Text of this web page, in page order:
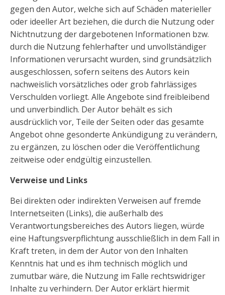
gegen den Autor, welche sich auf Schäden materieller
oder ideeller Art beziehen, die durch die Nutzung oder
Nichtnutzung der dargebotenen Informationen bzw.
durch die Nutzung fehlerhafter und unvollständiger
Informationen verursacht wurden, sind grundsätzlich
ausgeschlossen, sofern seitens des Autors kein
nachweislich vorsätzliches oder grob fahrlässiges
Verschulden vorliegt. Alle Angebote sind freibleibend
und unverbindlich. Der Autor behält es sich
ausdrücklich vor, Teile der Seiten oder das gesamte
Angebot ohne gesonderte Ankündigung zu verändern,
zu ergänzen, zu löschen oder die Veröffentlichung
zeitweise oder endgültig einzustellen.
Verweise und Links
Bei direkten oder indirekten Verweisen auf fremde
Internetseiten (Links), die außerhalb des
Verantwortungsbereiches des Autors liegen, würde
eine Haftungsverpflichtung ausschließlich in dem Fall in
Kraft treten, in dem der Autor von den Inhalten
Kenntnis hat und es ihm technisch möglich und
zumutbar wäre, die Nutzung im Falle rechtswidriger
Inhalte zu verhindern. Der Autor erklärt hiermit